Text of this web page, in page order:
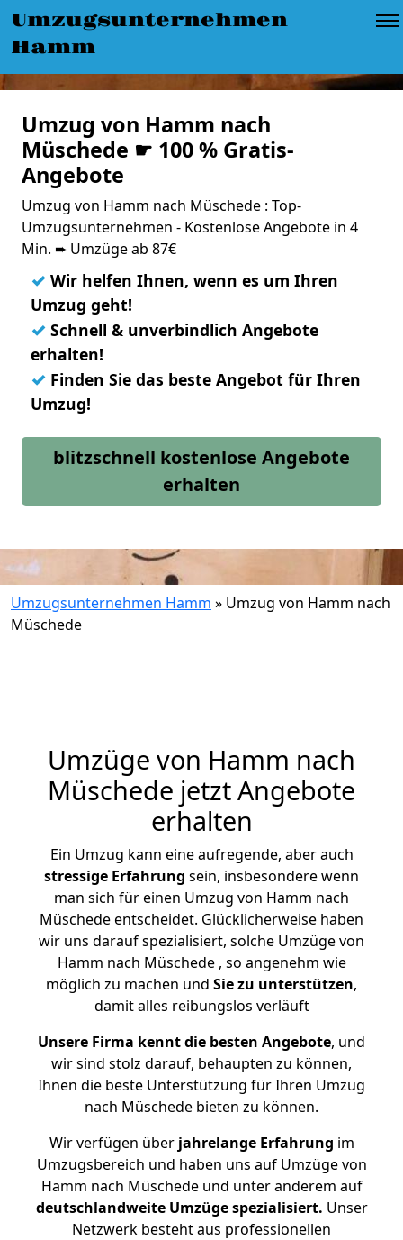
Umzugsunternehmen
Hamm
Umzug von Hamm nach
Müschede ☛ 100 % Gratis-
Angebote
Umzug von Hamm nach Müschede : Top-
Umzugsunternehmen - Kostenlose Angebote in 4
Min. ➨ Umzüge ab 87€
✓ Wir helfen Ihnen, wenn es um Ihren
Umzug geht!
✓ Schnell & unverbindlich Angebote
erhalten!
✓ Finden Sie das beste Angebot für Ihren
Umzug!
blitzschnell kostenlose Angebote
erhalten
Umzugsunternehmen Hamm » Umzug von Hamm nach
Müschede
Umzüge von Hamm nach
Müschede jetzt Angebote
erhalten
Ein Umzug kann eine aufregende, aber auch
stressige Erfahrung sein, insbesondere wenn
man sich für einen Umzug von Hamm nach
Müschede entscheidet. Glücklicherweise haben
wir uns darauf spezialisiert, solche Umzüge von
Hamm nach Müschede , so angenehm wie
möglich zu machen und Sie zu unterstützen,
damit alles reibungslos verläuft
Unsere Firma kennt die besten Angebote, und
wir sind stolz darauf, behaupten zu können,
Ihnen die beste Unterstützung für Ihren Umzug
nach Müschede bieten zu können.
Wir verfügen überjahrelange Erfahrung im
Umzugsbereich und haben uns auf Umzüge von
Hamm nach Müschede und unter anderem auf
deutschlandweite Umzüge spezialisiert. Unser
Netzwerk besteht aus professionellen